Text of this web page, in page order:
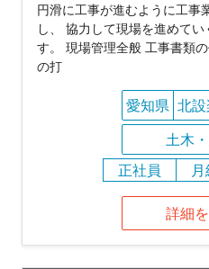
円滑に工事が進むように工事
し、 協力して現場を進めて
す。 現場管理全般 工事書類
の打
愛知県 北
土木
正社員
詳細